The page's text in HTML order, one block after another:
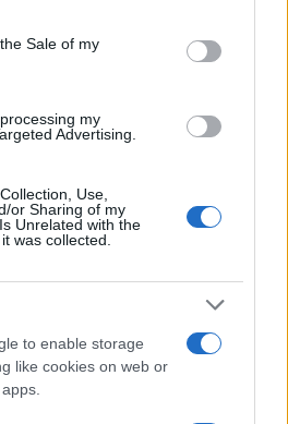
Sale of my
my
Advertising.
Use,
or Sharing of my
Unrelated with the
was collected.
to enable storage
like cookies on web or
#AI